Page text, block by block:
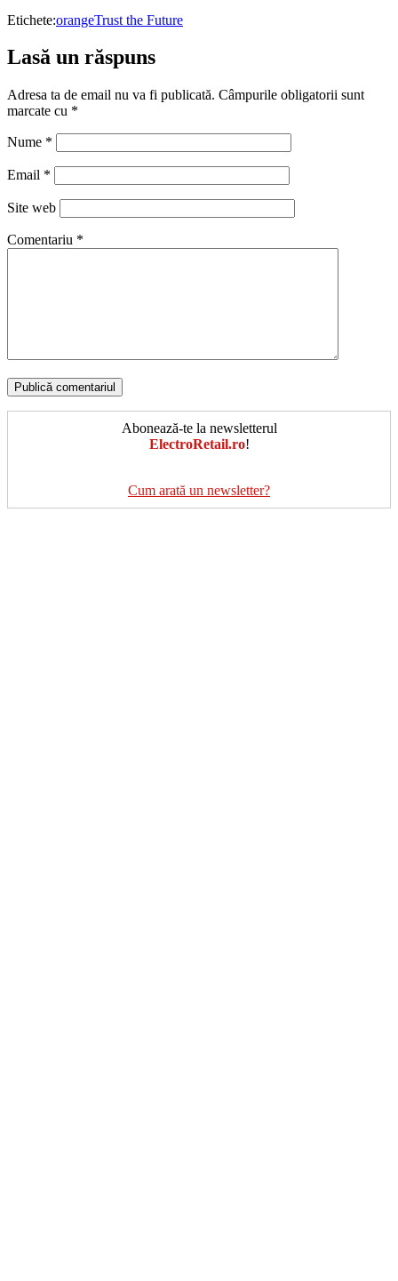
Etichete:orangeTrust the Future
Lasă un răspuns
Adresa ta de email nu va fi publicată. Câmpurile obligatorii sunt
marcate cu *
Nume *
Email *
Site web
Comentariu *
Abonează-te la newsletterul
ElectroRetail.ro!
Cum arată un newsletter?